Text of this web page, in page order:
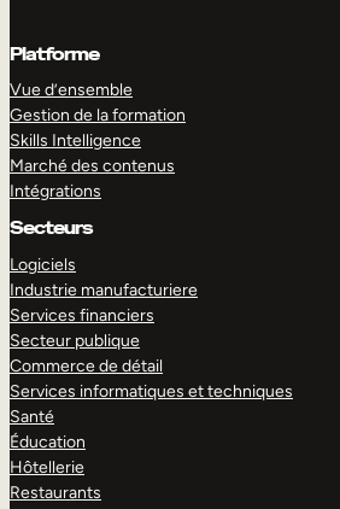
Platforme
Vue d’ensemble
Gestion de la formation
Skills Intelligence
Marché des contenus
Intégrations
Secteurs
Logiciels
Industrie manufacturiere
Services financiers
Secteur publique
Commerce de détail
Services informatiques et techniques
Santé
Éducation
Hôtellerie
Restaurants